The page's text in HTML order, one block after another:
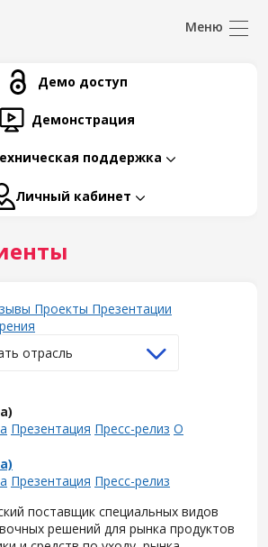
Демо доступ
Демонстрация
поддержка
Личный кабинет
Проекты Презентации
отрасль
Презентация Пресс-релиз О
Презентация Пресс-релиз
поставщик специальных видов
решений для рынка продуктов